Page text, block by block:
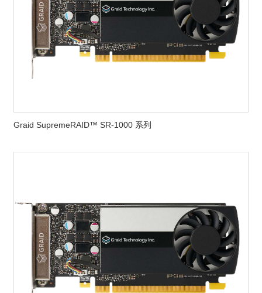
Graid SupremeRAID™ SR-1000 系列